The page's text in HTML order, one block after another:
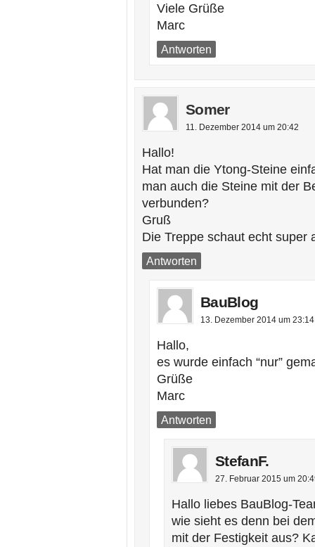
Viele Grüße
Marc
Antworten
Somer
11. Dezember 2014 um 20:42
Hallo!
Hat man die Ytong-Steine
man auch die Steine mit der
verbunden?
Gruß
Die Treppe schaut echt super
Antworten
BauBlog
13. Dezember 2014 um 23:14
Hallo,
es wurde einfach “nur”
Grüße
Marc
Antworten
StefanF.
27. Februar 2015 um
Hallo liebes BauBlog-
wie sieht es denn bei
mit der Festigkeit aus?